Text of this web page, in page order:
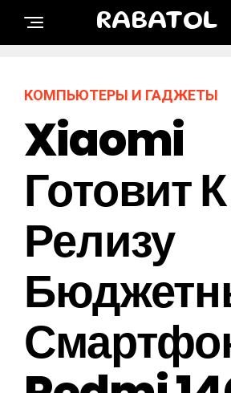
RABATOL
КОМПЬЮТЕРЫ И ГАДЖЕТЫ
Xiaomi
Готовит К
Релизу